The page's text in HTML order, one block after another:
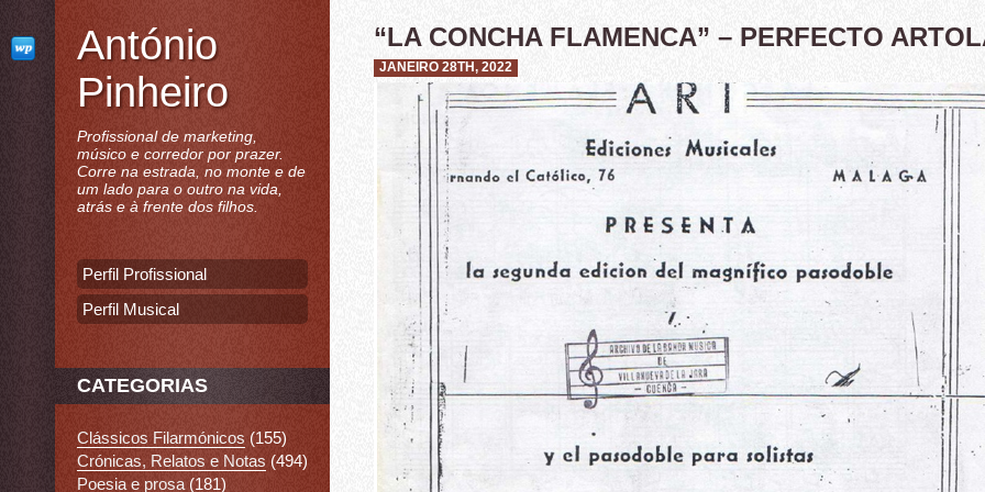
“LA CONCHA FLAMENCA” – PERFECTO
JANEIRO 28TH, 2022
António
Pinheiro
Profissional de marketing,
músico e corredor por prazer.
Corre na estrada, no monte e de
um lado para o outro na vida,
atrás e à frente dos filhos.
Perfil Profissional
Perfil Musical
CATEGORIAS
Clássicos Filarmónicos (155)
Crónicas, Relatos e Notas (494)
Poesia e prosa (181)